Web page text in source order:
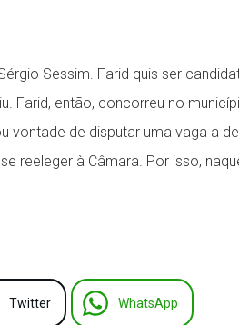
Sessim. Farid quis ser
Farid, então, concorreu no
vontade de disputar uma vaga a
reeleger à Câmara. Por isso,
Twitter WhatsApp